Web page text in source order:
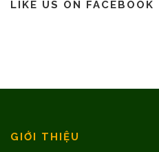
LIKE US ON FACEBOOK
GIỚI THIỆU